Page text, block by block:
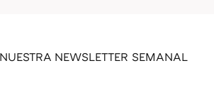
NEWSLETTER SEMANAL